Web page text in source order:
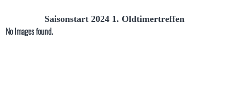
Saisonstart 2024 1. Oldtimertreffen
No Images found.